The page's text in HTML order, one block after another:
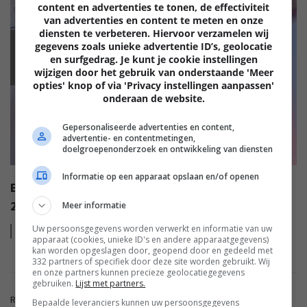
EISA AWARDS: WAT ZIJN DE BESTE PRODUCTEN VAN
2022?
Leesmeer
Reacties zijn gesloten.
content en advertenties te tonen, de effectiviteit
van advertenties en content te meten en onze
diensten te verbeteren. Hiervoor verzamelen wij
gegevens zoals unieke advertentie ID’s, geolocatie
en surfgedrag. Je kunt je cookie instellingen
wijzigen door het gebruik van onderstaande 'Meer
opties' knop of via 'Privacy instellingen aanpassen'
onderaan de website.
Gepersonaliseerde advertenties en content,
advertentie- en contentmetingen,
doelgroepenonderzoek en ontwikkeling van diensten
Informatie op een apparaat opslaan en/of openen
Meer informatie
Uw persoonsgegevens worden verwerkt en informatie van uw
apparaat (cookies, unieke ID's en andere apparaatgegevens)
kan worden opgeslagen door, geopend door en gedeeld met
332 partners of specifiek door deze site worden gebruikt. Wij
en onze partners kunnen precieze geolocatiegegevens
gebruiken. Lijst met partners.
Bepaalde leveranciers kunnen uw persoonsgegevens